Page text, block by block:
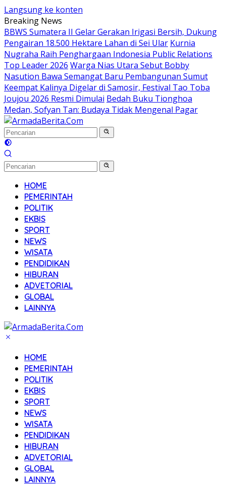
Langsung ke konten
Breaking News
BBWS Sumatera II Gelar Gerakan Irigasi Bersih, Dukung
Pengairan 18.500 Hektare Lahan di Sei Ular Kurnia
Nugraha Raih Penghargaan Indonesia Public Relations
Top Leader 2026 Warga Nias Utara Sebut Bobby
Nasution Bawa Semangat Baru Pembangunan Sumut
Keempat Kalinya Digelar di Samosir, Festival Tao Toba
Joujou 2026 Resmi Dimulai Bedah Buku Tionghoa
Medan, Sofyan Tan: Budaya Tidak Mengenal Pagar
HOME
PEMERINTAH
POLITIK
EKBIS
SPORT
NEWS
WISATA
PENDIDIKAN
HIBURAN
ADVETORIAL
GLOBAL
LAINNYA
HOME
PEMERINTAH
POLITIK
EKBIS
SPORT
NEWS
WISATA
PENDIDIKAN
HIBURAN
ADVETORIAL
GLOBAL
LAINNYA